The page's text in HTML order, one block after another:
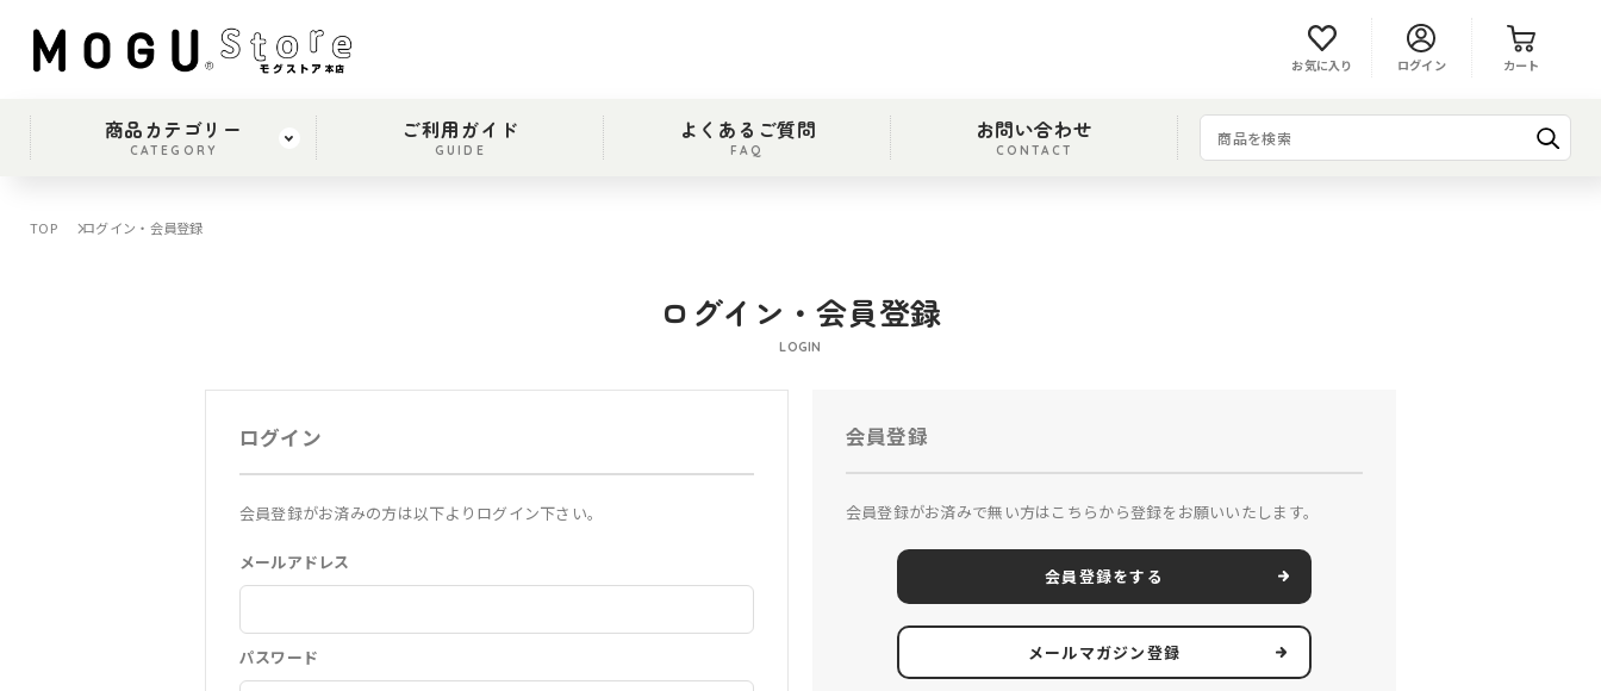
ログイン
お気に入り カート
商品カテゴリー
CATEGORY
ご利用ガイド
GUIDE
よくあるご質問
FAQ
お問い合わせ
CONTACT
TOP ログイン・会員登録
ログイン・会員登録
LOGIN
ログイン
会員登録がお済みの方は以下よりログイン下さい。
メールアドレス
パスワード
会員登録
会員登録がお済みで無い方はこちらから登録をお願いいたします。
会員登録をする
メールマガジン登録